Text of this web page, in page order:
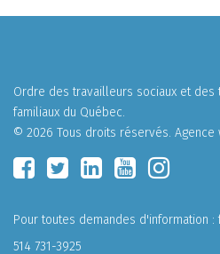
Ordre des travailleurs sociaux et des
familiaux du Québec.
© 2026 Tous droits réservés. Agence
Pour toutes demandes d'information :
514 731-3925